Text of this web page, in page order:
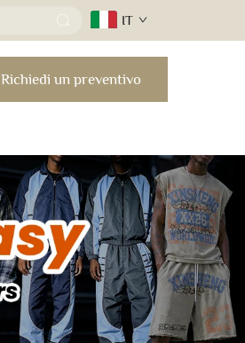
IT
Richiedi un preventivo